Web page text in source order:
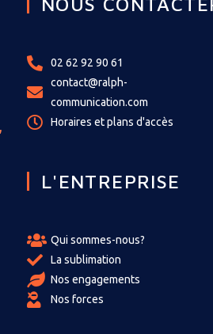
02 62 92 90 61
contact@ralph-
communication.com
Horaires et plans d'accès
L'ENTREPRISE
Qui sommes-nous?
La sublimation
Nos engagements
Nos forces